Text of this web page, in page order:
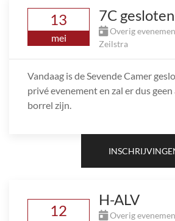
13
mei
7C gesloten
Overig
Zeilstra
Vandaag is de Sevende Camer
privé evenement en zal er dus
borrel zijn.
12
H-ALV
Overig